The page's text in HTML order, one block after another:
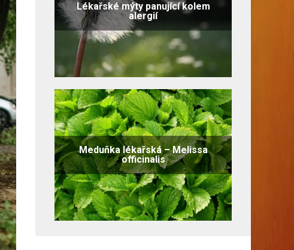
Lékařské mýty panující kolem
alergií
Meduňka lékařská – Melissa
officinalis